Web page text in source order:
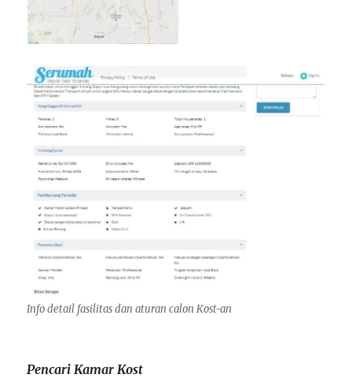
Info detail fasilitas dan aturan calon Kost-an
Pencari Kamar Kost